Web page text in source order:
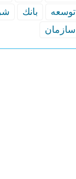
توسعه
بانك
سازمان